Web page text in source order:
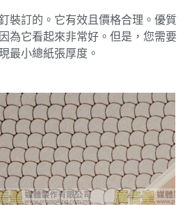
裝訂的。它有效且價格合理。優質
為它看起來非常好。但是，您需要
最小總紙張厚度。